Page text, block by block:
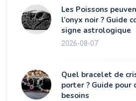
Les Poissons
l’onyx noir ? Guide
signe astrologique
2026-08-07
Quel bracelet de
porter ? Guide pour
besoins